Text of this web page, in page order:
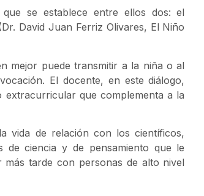
se establece entre ellos dos: el
David Juan Ferriz Olivares, El Niño
mejor puede transmitir a la niña o al
El docente, en este diálogo,
que complementa a la
vida de relación con los científicos,
de ciencia y de pensamiento que le
tarde con personas de alto nivel